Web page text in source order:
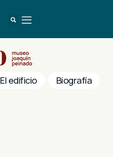
El edificio Biografía